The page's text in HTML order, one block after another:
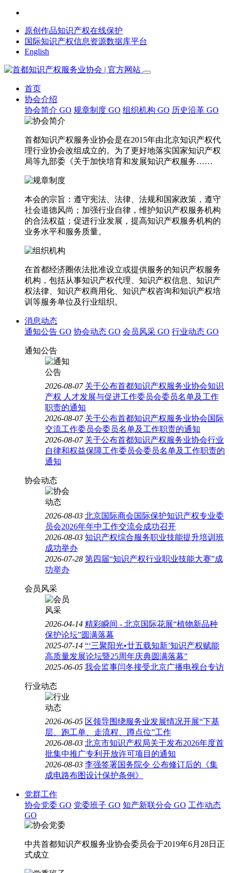
原创作品知识产权在线保护
国际知识产权信息资源数据库平台
English
首页
协会介绍
协会简介 GO 规章制度 GO 组织机构 GO 历史沿革 GO
首都知识产权服务业协会是在2015年由北京知识产权代
理行业协会改组成立的。为了更好地落实国家知识产权
局等九部委《关于加快培育和发展知识产权服务……
本会的宗旨：遵守宪法、法律、法规和国家政策，遵守
社会道德风尚；加强行业自律，维护知识产权服务机构
的合法权益；促进行业发展，提高知识产权服务机构的
业务水平和服务质量。
在首都经济圈依法批准设立或提供服务的知识产权服务
机构，包括从事知识产权代理、知识产权信息、知识产
权法律、知识产权商用化、知识产权咨询和知识产权培
训等服务单位及行业组织。
消息动态
通知公告 GO 协会动态 GO 会员风采 GO 行业动态 GO
通知公告
2026-08-07 关于公布首都知识产权服务业协会知识
产权 人才发展与促进工作委员会委员名单及工作
职责的通知
2026-08-07 关于公布首都知识产权服务业协会国际
交流工作委员会委员名单及工作职责的通知
2026-08-07 关于公布首都知识产权服务业协会行业
自律和权益保障工作委员会委员名单及工作职责的
通知
协会动态
2026-08-03 北京国际商会国际保护知识产权专业委
员会2026年年中工作交流会成功召开
2026-08-03 知识产权综合服务职业技能提升培训班
成功举办
2026-07-28 第四届“知识产权行业职业技能大赛”成
功举办
会员风采
2026-04-14 精彩瞬间 - 北京国际花展“植物新品种
保护论坛”圆满落幕
2025-07-14 “‘三聚阳光•廿五载知新’知识产权赋能
高质量发展论坛暨25周年庆典圆满落幕”
2025-06-05 我会监事闫冬接受北京广播电视台专访
行业动态
2026-06-05 区领导围绕服务业发展情况开展“下基
层、跑工单、走流程、蹲点位”工作
2026-08-03 北京市知识产权局关于发布2026年度首
批集中推广专利开放许可项目的通知
2026-08-03 李强签署国务院令 公布修订后的《集
成电路布图设计保护条例》
党群工作
协会党委 GO 党委班子 GO 知产新联分会 GO 工作动态
GO
中共首都知识产权服务业协会委员会于2019年6月28日正
式成立